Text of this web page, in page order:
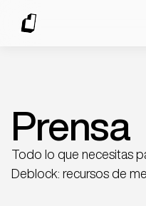
Prensa
Todo lo que necesitas
Deblock: recursos de